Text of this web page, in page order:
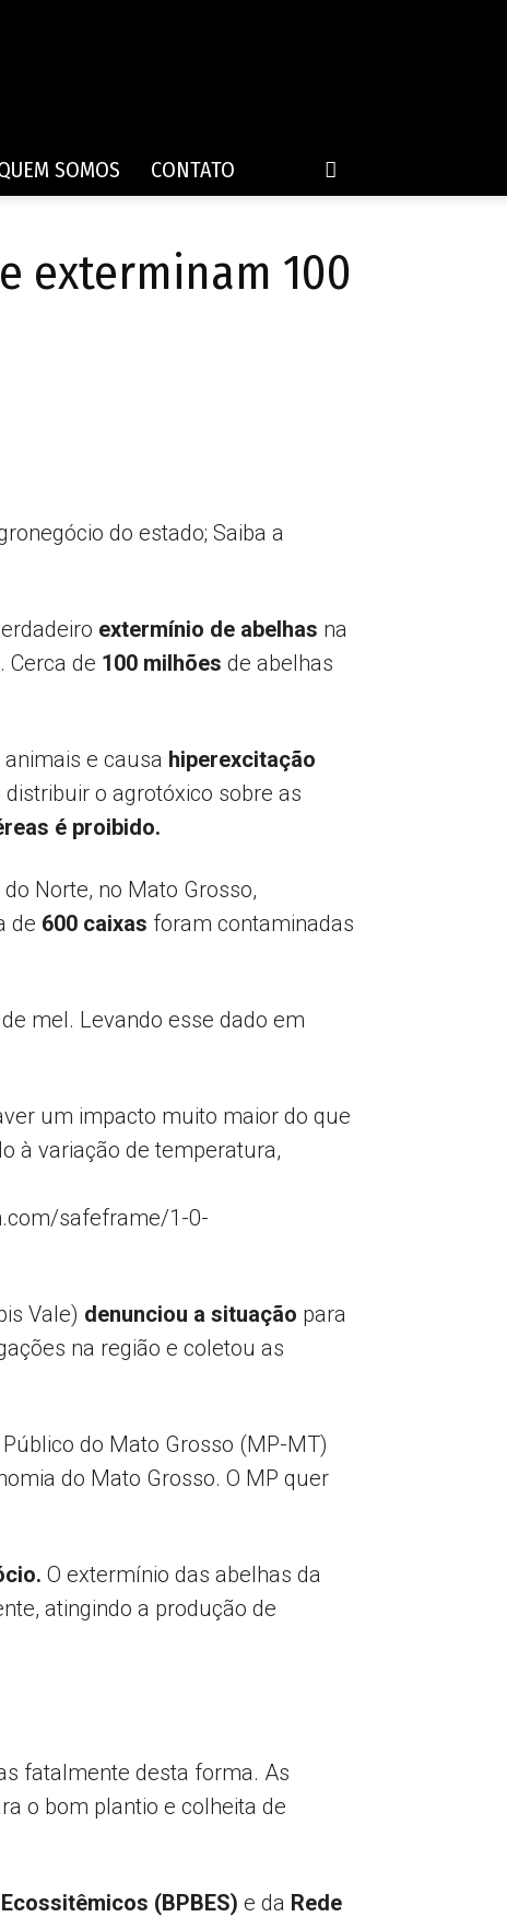
SOMOS CONTATO
exterminam 100
do estado; Saiba a
extermínio de abelhas na
. Cerca de 100 milhões de abelhas
e causa hiperexcitação
o agrotóxico sobre as
é proibido.
Norte, no Mato Grosso,
de 600 caixas foram contaminadas
mel. Levando esse dado em
um impacto muito maior do que
à variação de temperatura,
safeframe/1-0-
Vale) denunciou a situação para
na região e coletou as
do Mato Grosso (MP-MT)
do Mato Grosso. O MP quer
O extermínio das abelhas da
atingindo a produção de
fatalmente desta forma. As
o bom plantio e colheita de
(BPBES) e da Rede